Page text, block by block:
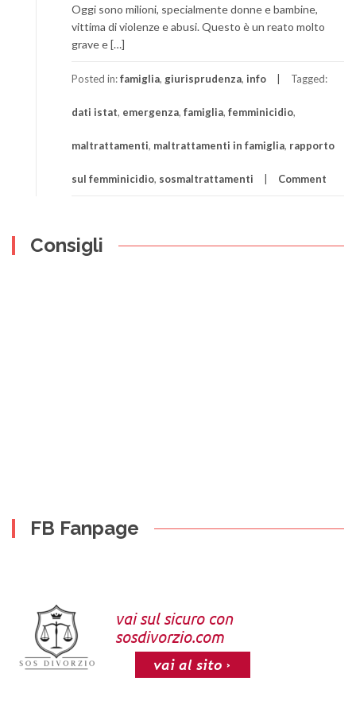
Oggi sono milioni, specialmente donne e bambine,
vittima di violenze e abusi. Questo è un reato molto
grave e […]
Posted in:famiglia, giurisprudenza, info Tagged:
dati istat, emergenza, famiglia, femminicidio,
maltrattamenti, maltrattamenti in famiglia, rapporto
sul femminicidio, sosmaltrattamenti Comment
Consigli
FB Fanpage